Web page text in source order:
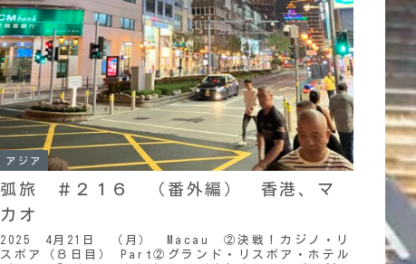
アジア
弧旅 ＃２１６ （番外編） 香港、マ
カオ
2025 4月21日 （月） Macau ②決戦！カジノ・リ
スボア（８日目） Part②グランド・リスボア・ホテル